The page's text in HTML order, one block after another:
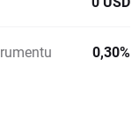
0,30%